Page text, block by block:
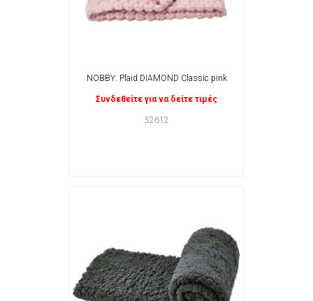
NOBBY: Plaid DIAMOND Classic pink
Συνδεθείτε για να δείτε τιμές
52612